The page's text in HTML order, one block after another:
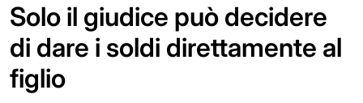
Solo il giudice può decidere
di dare i soldi direttamente al
figlio